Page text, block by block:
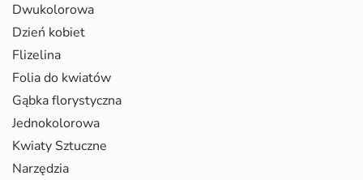
Dwukolorowa
Dzień kobiet
Flizelina
Folia do kwiatów
Gąbka florystyczna
Jednokolorowa
Kwiaty Sztuczne
Narzędzia